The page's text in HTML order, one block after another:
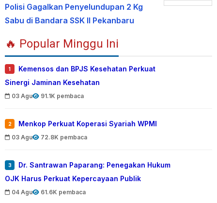
Polisi Gagalkan Penyelundupan 2 Kg
Sabu di Bandara SSK II Pekanbaru
🔥 Popular Minggu Ini
1
Kemensos dan BPJS Kesehatan Perkuat
Sinergi Jaminan Kesehatan
03 Agu 91.1K pembaca
2 Menkop Perkuat Koperasi Syariah WPMI
03 Agu 72.8K pembaca
3
Dr. Santrawan Paparang: Penegakan Hukum
OJK Harus Perkuat Kepercayaan Publik
04 Agu 61.6K pembaca